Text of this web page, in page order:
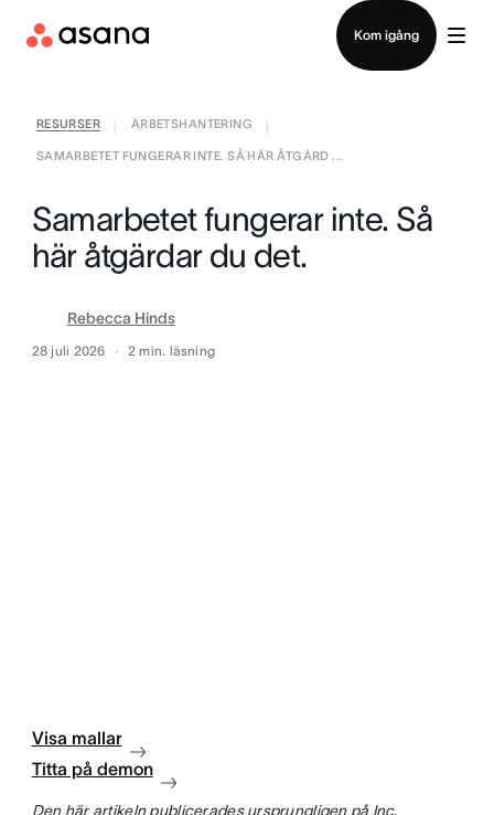
Kom igång
RESURSER ARBETSHANTERING
SAMARBETET FUNGERAR INTE. SÅ HÄR ÅTGÄRD ...
Samarbetet fungerar inte. Så
här åtgärdar du det.
Rebecca Hinds
28 juli 2026 2 min. läsning
Visa mallar
Titta på demon
Den här artikeln publicerades ursprungligen på Inc.